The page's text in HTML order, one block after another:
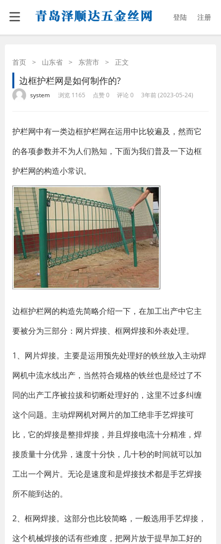
登陆 注册
首页 > 山东省 > 东营市 > 正文
边框护栏网是如何制作的?
system 浏览 1165 点赞 0 评论 0 3年前 (2023-05-24)
护栏网中有一类边框护栏网在运用中比较遍及，然而它
的各项参数并不为人们熟知，下面为我们普及一下边框
护栏网的构造小常识。
边框护栏网的构造先简略介绍一下，在加工出产中它主
要被分为三部分：网片焊接、框网焊接和外表处理。
1、网片焊接。主要是运用预先处理好的铁丝放入主动焊
网机中流水线出产，当然符合规格的铁丝也是经过了不
同的出产工序被拉拔和切断处理好的，这里不过多纠缠
这个问题。主动焊网机对网片的加工绝非手艺焊接可
比，它的焊接是整排焊接，并且焊接电流十分精准，焊
接质量十分优异，速度十分快，几十秒的时间就可以加
工出一个网片。无论是速度和是焊接技术都是手艺焊接
所不能到达的。
2、框网焊接。这部分也比较简略，一般选用手艺焊接，
这个机械焊接的话有些难度，把网片放于提早加工好的